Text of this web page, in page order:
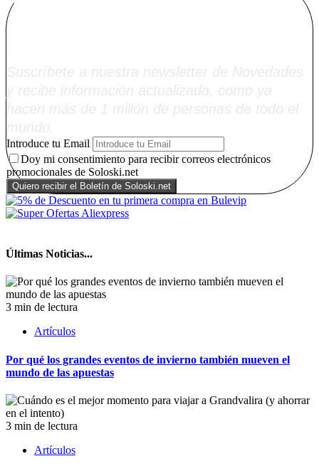
Introduce tu Email
Doy mi consentimiento para recibir correos electrónicos
promocionales de Soloski.net
Últimas Noticias...
3 min de lectura
Artículos
Por qué los grandes eventos de invierno también mueven el
mundo de las apuestas
3 min de lectura
Artículos